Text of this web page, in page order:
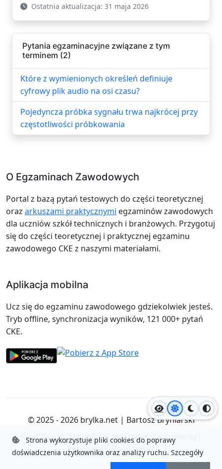
Jasny motyw
Ciemny
Ostatnia aktualizacja: 31 maja 2026
Pytania egzaminacyjne związane z tym
terminem (2)
Które z wymienionych określeń definiuje
cyfrowy plik audio na osi czasu?
Pojedyncza próbka sygnału trwa najkrócej przy
częstotliwości próbkowania
O Egzaminach Zawodowych
Portal z bazą pytań testowych do części teoretycznej
oraz arkuszami praktycznymi egzaminów zawodowych
dla uczniów szkół technicznych i branżowych. Przygotuj
się do części teoretycznej i praktycznej egzaminu
zawodowego CKE z naszymi materiałami.
Aplikacja mobilna
Ucz się do egzaminu zawodowego gdziekolwiek jesteś.
Tryb offline, synchronizacja wyników, 121 000+ pytań
CKE.
© 2025 - 2026 brylka.net| Bartosz Bryniarski
Kwalifikacje|Słownik|Blog|Opinie|Dokumenty
Regulamin|Prywatność
Strona wykorzystuje pliki cookies do poprawy
doświadczenia użytkownika oraz analizy ruchu. Szczegóły